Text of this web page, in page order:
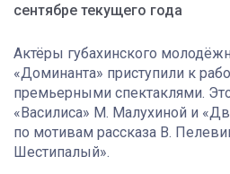
сентябре текущего года
Актёры губахинского
«Доминанта» приступили к
премьерными спектаклями.
«Василиса» М. Малухиной и
по мотивам рассказа В.
Шестипалый».